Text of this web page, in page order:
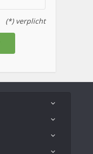
(*) verplicht